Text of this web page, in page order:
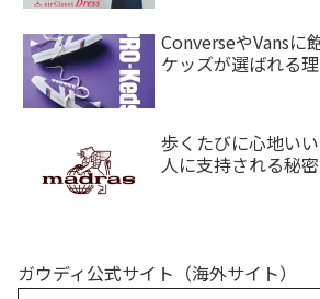
ConverseやVansに
ケッズが選ばれる
歩くたびに心地い
人に支持される秘密
ガウディ公式サイト（海外サイト）